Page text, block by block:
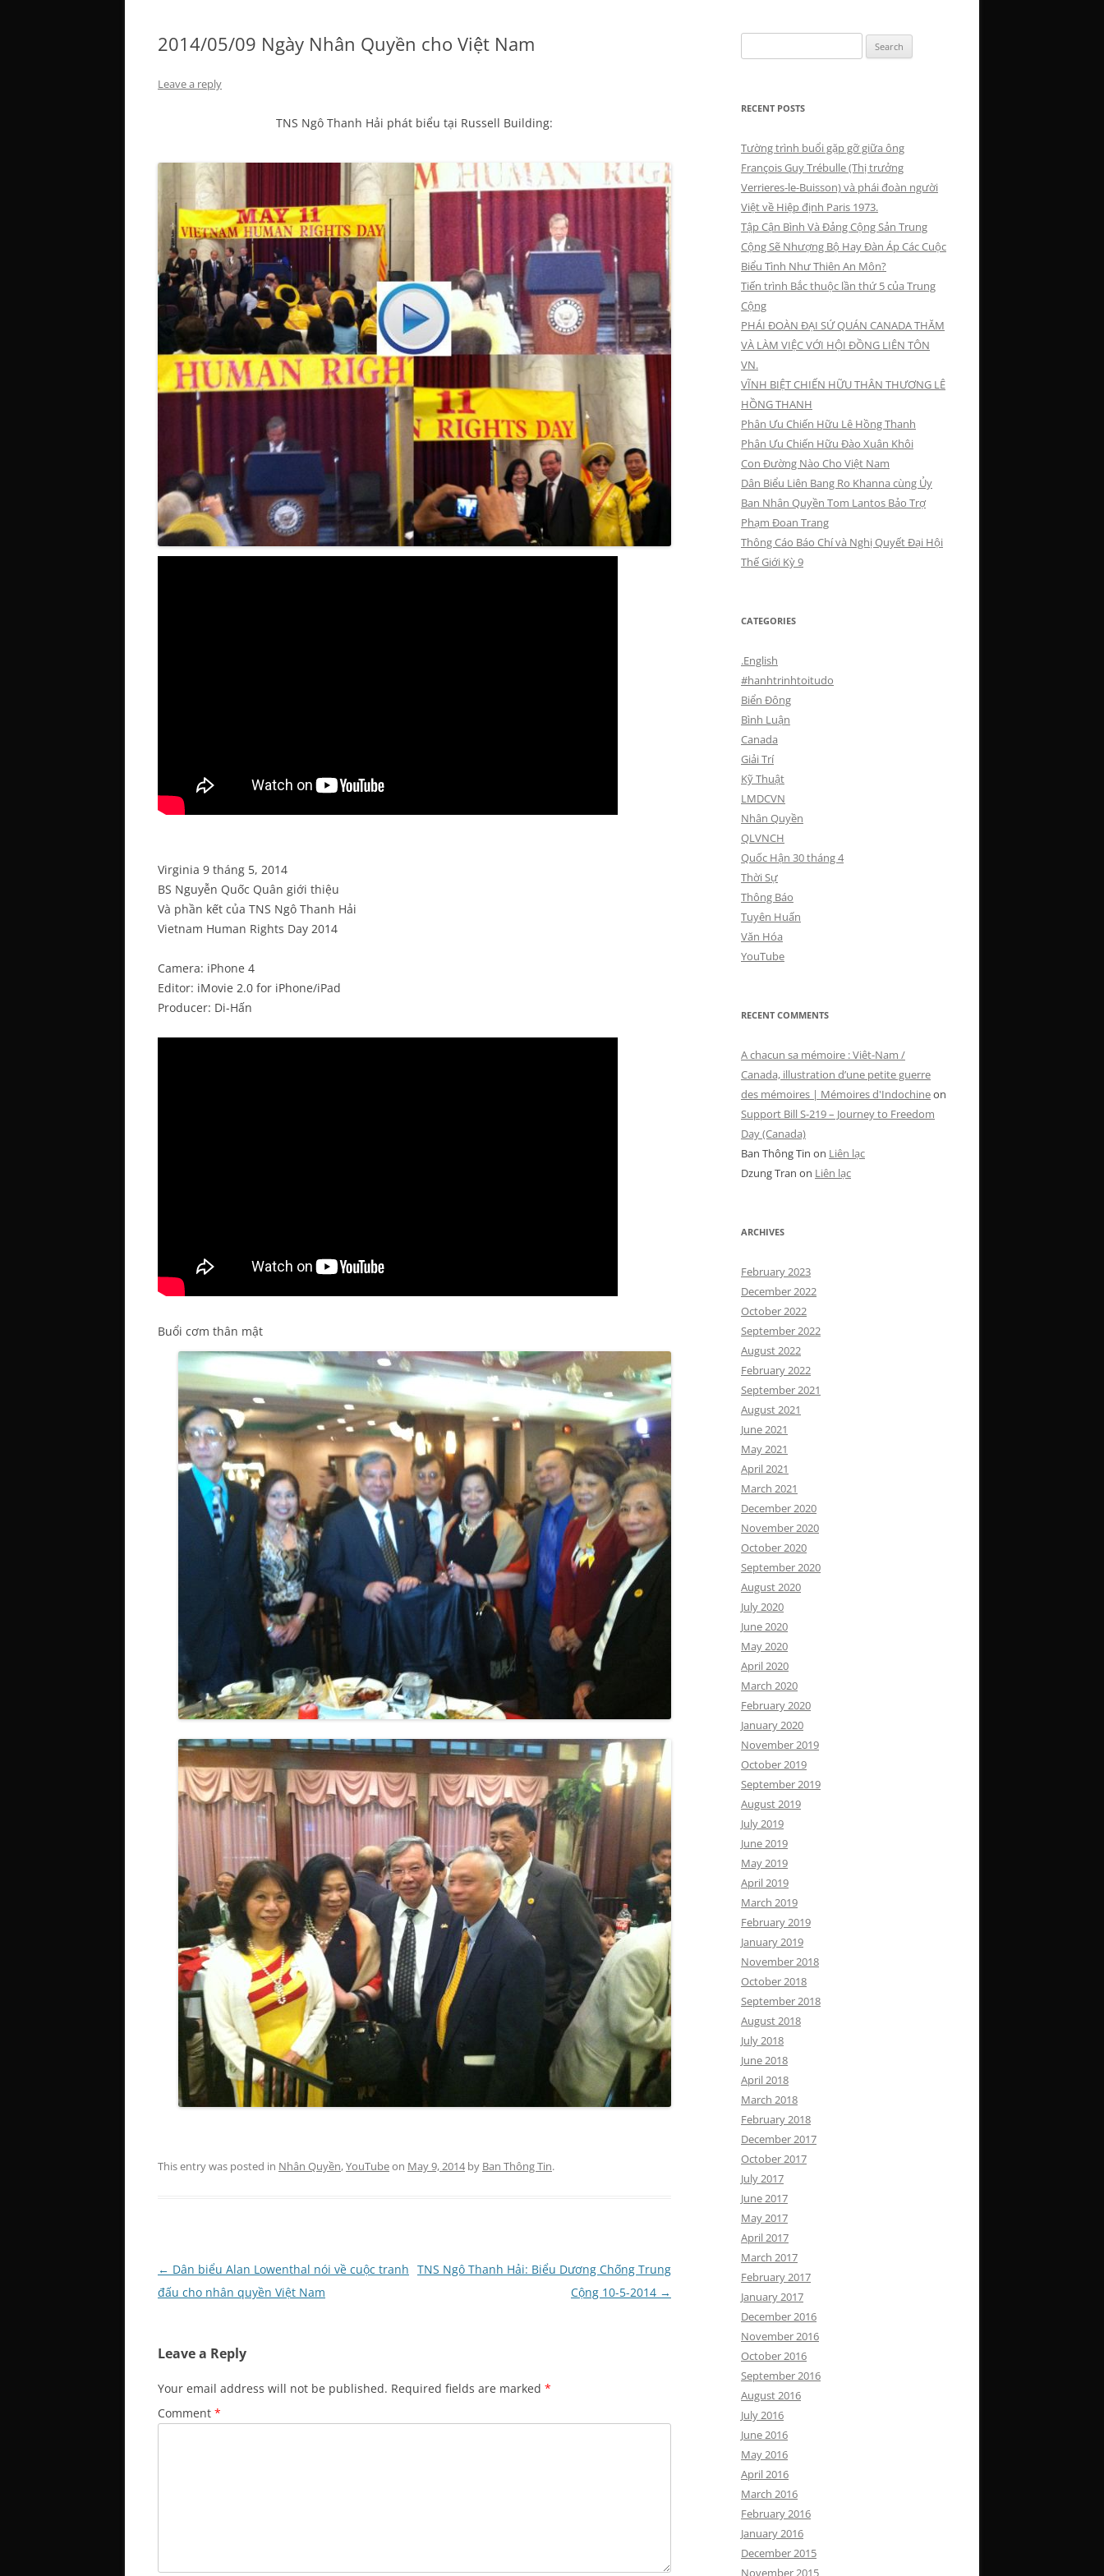
2014/05/09 Ngày Nhân Quyền cho Việt Nam
Leave a reply
TNS Ngô Thanh Hải phát biểu tại Russell Building:
Virginia 9 tháng 5, 2014
BS Nguyễn Quốc Quân giới thiệu
Và phần kết của TNS Ngô Thanh Hải
Vietnam Human Rights Day 2014
Camera: iPhone 4
Editor: iMovie 2.0 for iPhone/iPad
Producer: Di-Hấn
Buổi cơm thân mật
This entry was posted in Nhân Quyền,YouTubeon May 9, 2014by Ban Thông Tin.
Post
navigation
← Dân biểu Alan Lowenthal nói về cuộc tranh
đấu cho nhân quyền Việt Nam
TNS Ngô Thanh Hải: Biểu Dương Chống Trung
Cộng 10-5-2014 →
Leave a Reply
Your email address will not be published. Required fields are marked *
Comment *
for:
RECENT POSTS
Tường trình buổi gặp gỡ giữa ông
François Guy Trébulle (Thị trưởng
Verrieres-le-Buisson) và phái đoàn người
Việt về Hiệp định Paris 1973.
Tập Cận Bình Và Đảng Cộng Sản Trung
Cộng Sẽ Nhượng Bộ Hay Đàn Áp Các Cuộc
Biểu Tình Như Thiên An Môn?
Tiến trình Bắc thuộc lần thứ 5 của Trung
Cộng
PHÁI ĐOÀN ĐẠI SỨ QUÁN CANADA THĂM
VÀ LÀM VIỆC VỚI HỘI ĐỒNG LIÊN TÔN
VN.
VĨNH BIỆT CHIẾN HỮU THÂN THƯƠNG LÊ
HỒNG THANH
Phân Ưu Chiến Hữu Lê Hồng Thanh
Phân Ưu Chiến Hữu Đào Xuân Khôi
Con Đường Nào Cho Việt Nam
Dân Biểu Liên Bang Ro Khanna cùng Ủy
Ban Nhân Quyền Tom Lantos Bảo Trợ
Phạm Đoan Trang
Thông Cáo Báo Chí và Nghị Quyết Đại Hội
Thế Giới Kỳ 9
CATEGORIES
.English
#hanhtrinhtoitudo
Biển Đông
Bình Luận
Canada
Giải Trí
Kỹ Thuật
LMDCVN
Nhân Quyền
QLVNCH
Quốc Hận 30 tháng 4
Thời Sự
Thông Báo
Tuyên Huấn
Văn Hóa
YouTube
RECENT COMMENTS
A chacun sa mémoire : Viêt-Nam /
Canada, illustration d’une petite guerre
des mémoires | Mémoires d'Indochineon
Support Bill S-219 – Journey to Freedom
Day (Canada)
Ban Thông Tin on Liên lạc
Dzung Tran on Liên lạc
ARCHIVES
February 2023
December 2022
October 2022
September 2022
August 2022
February 2022
September 2021
August 2021
June 2021
May 2021
April 2021
March 2021
December 2020
November 2020
October 2020
September 2020
August 2020
July 2020
June 2020
May 2020
April 2020
March 2020
February 2020
January 2020
November 2019
October 2019
September 2019
August 2019
July 2019
June 2019
May 2019
April 2019
March 2019
February 2019
January 2019
November 2018
October 2018
September 2018
August 2018
July 2018
June 2018
April 2018
March 2018
February 2018
December 2017
October 2017
July 2017
June 2017
May 2017
April 2017
March 2017
February 2017
January 2017
December 2016
November 2016
October 2016
September 2016
August 2016
July 2016
June 2016
May 2016
April 2016
March 2016
February 2016
January 2016
December 2015
November 2015